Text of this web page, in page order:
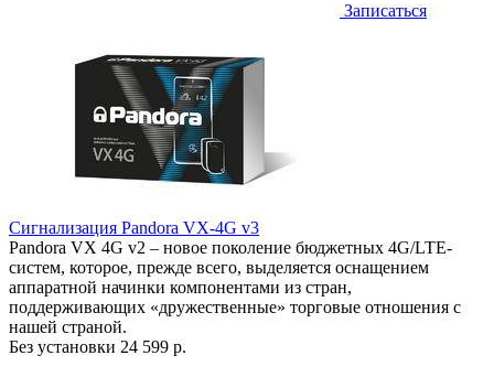
Записаться
Сигнализация Pandora VX-4G v3
Pandora VX 4G v2 – новое поколение бюджетных 4G/LTE-
систем, которое, прежде всего, выделяется оснащением
аппаратной начинки компонентами из стран,
поддерживающих «дружественные» торговые отношения с
нашей страной.
Без установки 24 599 р.